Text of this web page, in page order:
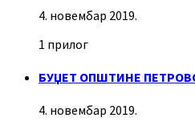
4. новембар 2019.
1 прилог
БУЏЕТ ОПШТИНЕ
4. новембар 2019.